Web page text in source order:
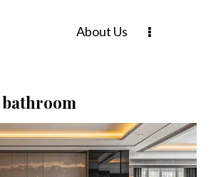
About Us